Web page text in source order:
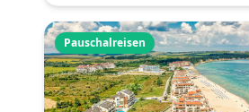
Pauschalreisen